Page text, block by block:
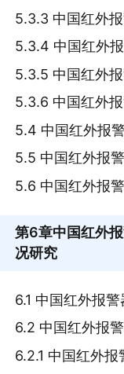
5.3.3 中国红外
5.3.4 中国红外
5.3.5 中国红外
5.3.6 中国红外
5.4 中国红外报
5.5 中国红外报
5.6 中国红外报
第6章中国红外
况研究
6.1 中国红外报
6.2 中国红外报
6.2.1 中国红外